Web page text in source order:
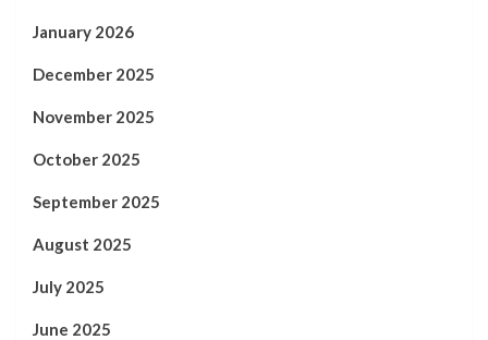
January 2026
December 2025
November 2025
October 2025
September 2025
August 2025
July 2025
June 2025